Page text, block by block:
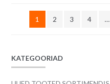
1
2 3 4 …
KATEGOORIAD